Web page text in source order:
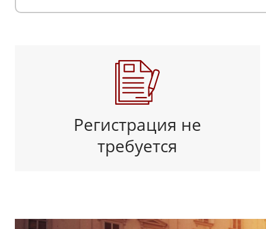
Регистрация не
требуется